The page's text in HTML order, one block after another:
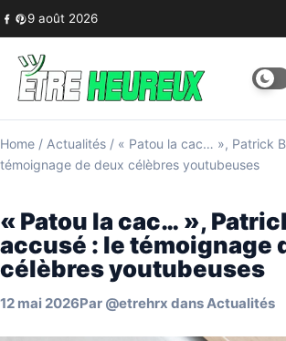
Skip to content
9 août 2026
Home / Actualités / « Patou la cac… », Patrick
témoignage de deux célèbres youtubeuses
« Patou la cac… »,
accusé : le témoignage
célèbres youtubeuses
12 mai 2026Par @etrehrx dansActualités